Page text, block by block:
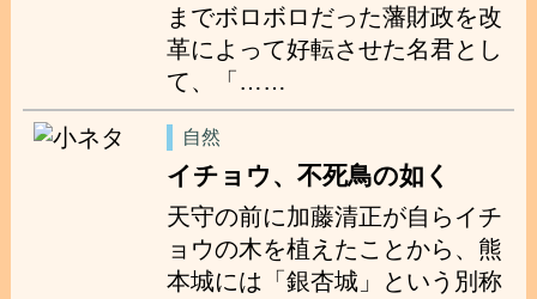
までボロボロだった藩財政を改
革によって好転させた名君とし
て、「……
自然
イチョウ、不死鳥の如く
天守の前に加藤清正が自らイチ
ョウの木を植えたことから、熊
本城には「銀杏城」という別称